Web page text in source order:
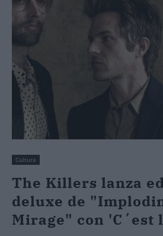
Cultura
The Killers lanza
deluxe de
Mirage" con 'C´est